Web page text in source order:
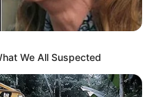
We All Suspected